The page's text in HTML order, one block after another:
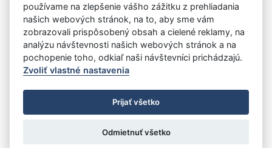
9 10 11 12 13 14 Aktuálna
stránka
14
15
18
19 »
Úrad vlády SR
- Všetky práva vyhradené
Prehlásenie o prístupnosti
Zmluvy do 31.12.2010
Nastavenia cookies
: Aglo Solutions
používame na zlepšenie vášho zážitku z prehliadania
našich webových stránok, na to, aby sme vám
zobrazovali prispôsobený obsah a cielené reklamy, na
analýzu návštevnosti našich webových stránok a na
pochopenie toho, odkiaľ naši návštevníci prichádzajú.
Zvoliť vlastné nastavenia
Prijať všetko
Odmietnuť všetko